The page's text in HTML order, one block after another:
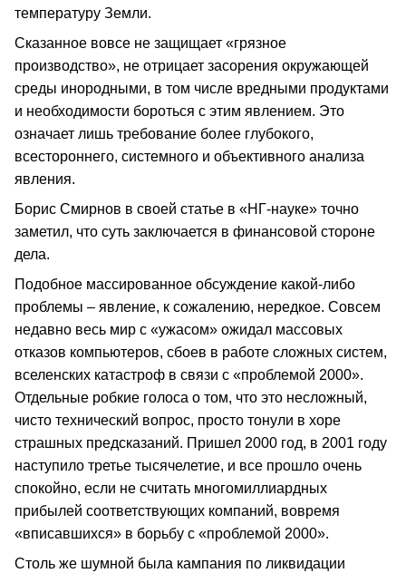
температуру Земли.
Сказанное вовсе не защищает «грязное
производство», не отрицает засорения окружающей
среды инородными, в том числе вредными продуктами
и необходимости бороться с этим явлением. Это
означает лишь требование более глубокого,
всестороннего, системного и объективного анализа
явления.
Борис Смирнов в своей статье в «НГ-науке» точно
заметил, что суть заключается в финансовой стороне
дела.
Подобное массированное обсуждение какой-либо
проблемы – явление, к сожалению, нередкое. Совсем
недавно весь мир с «ужасом» ожидал массовых
отказов компьютеров, сбоев в работе сложных систем,
вселенских катастроф в связи с «проблемой 2000».
Отдельные робкие голоса о том, что это несложный,
чисто технический вопрос, просто тонули в хоре
страшных предсказаний. Пришел 2000 год, в 2001 году
наступило третье тысячелетие, и все прошло очень
спокойно, если не считать многомиллиардных
прибылей соответствующих компаний, вовремя
«вписавшихся» в борьбу с «проблемой 2000».
Столь же шумной была кампания по ликвидации